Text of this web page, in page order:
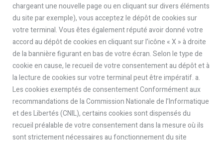
chargeant une nouvelle page ou en cliquant sur divers éléments
du site par exemple), vous acceptez le dépôt de cookies sur
votre terminal. Vous êtes également réputé avoir donné votre
accord au dépôt de cookies en cliquant sur l’icône « X » à droite
de la bannière figurant en bas de votre écran. Selon le type de
cookie en cause, le recueil de votre consentement au dépôt et à
la lecture de cookies sur votre terminal peut être impératif. a.
Les cookies exemptés de consentement Conformément aux
recommandations de la Commission Nationale de l’Informatique
et des Libertés (CNIL), certains cookies sont dispensés du
recueil préalable de votre consentement dans la mesure où ils
sont strictement nécessaires au fonctionnement du site